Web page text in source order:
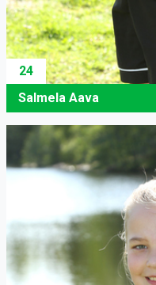
24
Salmela Aava